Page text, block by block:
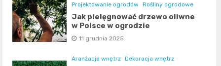
Projektowanie ogrodów
Rośliny ogrodowe
Jak pielęgnować drzewo oliwne
w Polsce w ogrodzie
11 grudnia 2025
Aranżacja wnętrz Dekoracja wnętrz